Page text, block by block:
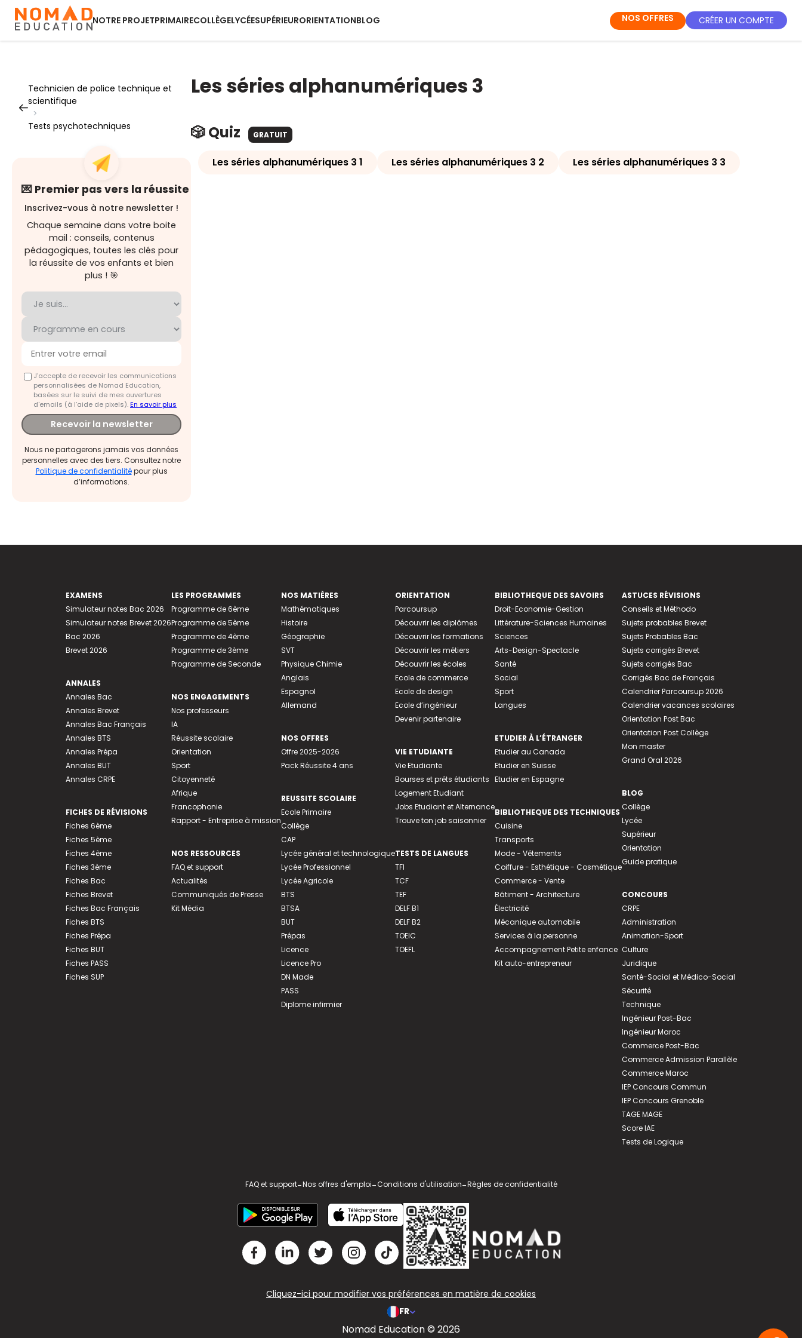
NOTRE PROJETPRIMAIRECOLLÈGELYCÉESUPÉRIEURORIENTATIONBLOG NOS OFFRES CRÉER UN COMPTE
Technicien de police technique et
scientifique
>
Tests psychotechniques
💌 Premier pas vers la réussite
Inscrivez-vous à notre newsletter !
Chaque semaine dans votre boite
mail : conseils, contenus
pédagogiques, toutes les clés pour
la réussite de vos enfants et bien
plus ! 🎯
J'accepte de recevoir les communications
personnalisées de Nomad Education,
basées sur le suivi de mes ouvertures
d'emails (à l’aide de pixels).En savoir plus
Recevoir la newsletter
Nous ne partagerons jamais vos données
personnelles avec des tiers. Consultez notre
Politique de confidentialitépour plus
d’informations.
Les séries alphanumériques 3
🎲 Quiz GRATUIT
Les séries alphanumériques 3 1 Les séries alphanumériques 3 2 Les séries alphanumériques 3 3
EXAMENS
Simulateur notes Bac 2026
Simulateur notes Brevet 2026
Bac 2026
Brevet 2026
ANNALES
Annales Bac
Annales Brevet
Annales Bac Français
Annales BTS
Annales Prépa
Annales BUT
Annales CRPE
FICHES DE RÉVISIONS
Fiches 6ème
Fiches 5ème
Fiches 4ème
Fiches 3ème
Fiches Bac
Fiches Brevet
Fiches Bac Français
Fiches BTS
Fiches Prépa
Fiches BUT
Fiches PASS
Fiches SUP
LES PROGRAMMES
Programme de 6ème
Programme de 5ème
Programme de 4ème
Programme de 3ème
Programme de Seconde
NOS ENGAGEMENTS
Nos professeurs
IA
Réussite scolaire
Orientation
Sport
Citoyenneté
Afrique
Francophonie
Rapport - Entreprise à mission
NOS RESSOURCES
FAQ et support
Actualités
Communiqués de Presse
Kit Média
NOS MATIÈRES
Mathématiques
Histoire
Géographie
SVT
Physique Chimie
Anglais
Espagnol
Allemand
NOS OFFRES
Offre 2025-2026
Pack Réussite 4 ans
REUSSITE SCOLAIRE
Ecole Primaire
Collège
CAP
Lycée général et technologique
Lycée Professionnel
Lycée Agricole
BTS
BTSA
BUT
Prépas
Licence
Licence Pro
DN Made
PASS
Diplome infirmier
ORIENTATION
Parcoursup
Découvrir les diplômes
Découvrir les formations
Découvrir les métiers
Découvrir les écoles
Ecole de commerce
Ecole de design
Ecole d’ingénieur
Devenir partenaire
VIE ETUDIANTE
Vie Etudiante
Bourses et prêts étudiants
Logement Etudiant
Jobs Etudiant et Alternance
Trouve ton job saisonnier
TESTS DE LANGUES
TFI
TCF
TEF
DELF B1
DELF B2
TOEIC
TOEFL
BIBLIOTHEQUE DES SAVOIRS
Droit-Economie-Gestion
Littérature-Sciences Humaines
Sciences
Arts-Design-Spectacle
Santé
Social
Sport
Langues
ETUDIER À L’ÉTRANGER
Etudier au Canada
Etudier en Suisse
Etudier en Espagne
BIBLIOTHEQUE DES TECHNIQUES
Cuisine
Transports
Mode - Vêtements
Coiffure - Esthétique - Cosmétique
Commerce - Vente
Bâtiment - Architecture
Électricité
Mécanique automobile
Services à la personne
Accompagnement Petite enfance
Kit auto-entrepreneur
ASTUCES RÉVISIONS
Conseils et Méthodo
Sujets probables Brevet
Sujets Probables Bac
Sujets corrigés Brevet
Sujets corrigés Bac
Corrigés Bac de Français
Calendrier Parcoursup 2026
Calendrier vacances scolaires
Orientation Post Bac
Orientation Post Collège
Mon master
Grand Oral 2026
BLOG
Collège
Lycée
Supérieur
Orientation
Guide pratique
CONCOURS
CRPE
Administration
Animation-Sport
Culture
Juridique
Santé-Social et Médico-Social
Sécurité
Technique
Ingénieur Post-Bac
Ingénieur Maroc
Commerce Post-Bac
Commerce Admission Parallèle
Commerce Maroc
IEP Concours Commun
IEP Concours Grenoble
TAGE MAGE
Score IAE
Tests de Logique
FAQ et support-Nos offres d'emploi-Conditions d'utilisation-Règles de confidentialité
Cliquez-ici pour modifier vos préférences en matière de cookies
FR
Nomad Education © 2026